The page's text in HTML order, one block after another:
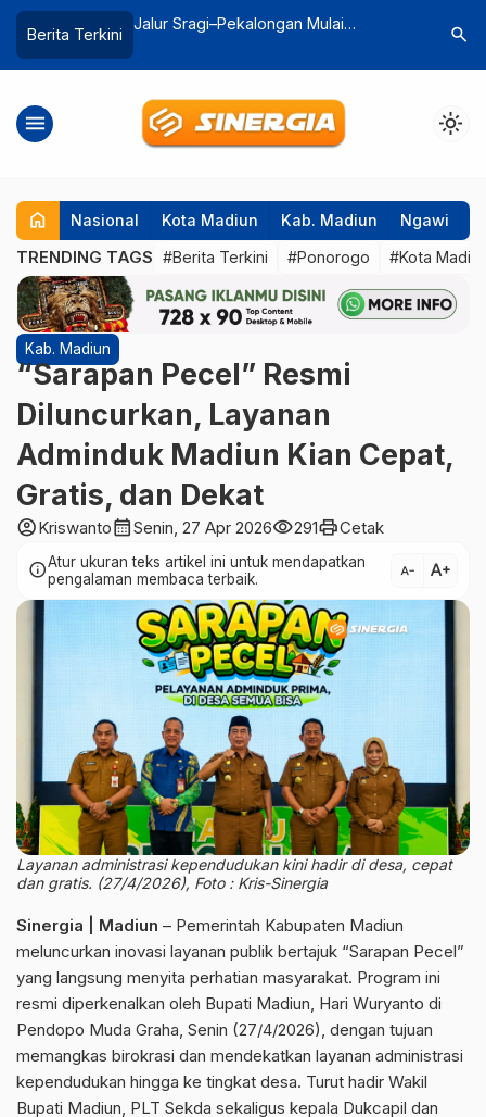
Berita Terkini
Aksi Bela Negara dan Semangat
Ribu
search
menu light_mode
home Nasional Kota Madiun Kab. Madiun Ngawi
TRENDING TAGS #Berita Terkini #Ponorogo #Kota
Kab. Madiun
“Sarapan Pecel” Resmi
Diluncurkan, Layanan
Adminduk Madiun Kian Cepat,
Gratis, dan Dekat
account_circleKriswantocalendar_monthSenin, 27 Apr 2026visibility291printCetak
infoAtur ukuran teks artikel ini untuk mendapatkan
pengalaman membaca terbaik.
text_decrease text_increase
Layanan administrasi kependudukan kini hadir di desa, cepat
dan gratis. (27/4/2026), Foto : Kris-Sinergia
Sinergia | Madiun – Pemerintah Kabupaten Madiun
meluncurkan inovasi layanan publik bertajuk “Sarapan Pecel”
yang langsung menyita perhatian masyarakat. Program ini
resmi diperkenalkan oleh Bupati Madiun, Hari Wuryanto di
Pendopo Muda Graha, Senin (27/4/2026), dengan tujuan
memangkas birokrasi dan mendekatkan layanan administrasi
kependudukan hingga ke tingkat desa. Turut hadir Wakil
Bupati Madiun, PLT Sekda sekaligus kepala Dukcapil dan